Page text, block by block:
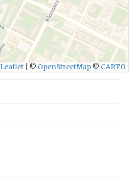
WYŚLIJ
Leaflet © OpenStreetMap © CARTO